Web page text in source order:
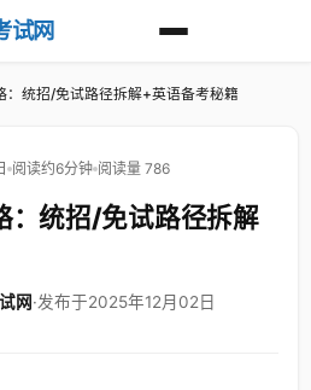
试网
：统招/免试路径拆解+英语备考秘籍
阅读约6分钟 阅读量 786
：统招/免试路径拆解
网·发布于2025年12月02日